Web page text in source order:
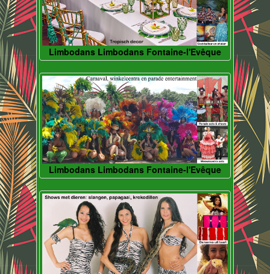
Limbodans Limbodans Fontaine-l'Evêque
Limbodans Limbodans Fontaine-l'Evêque